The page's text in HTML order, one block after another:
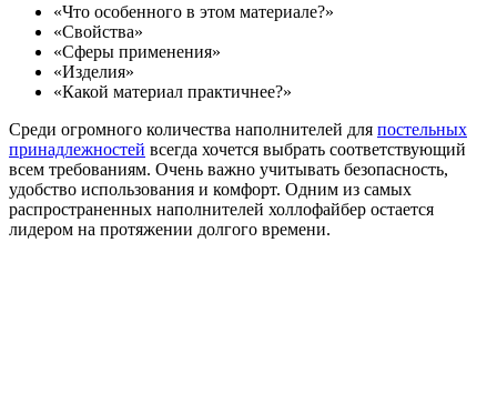
«Что особенного в этом материале?»
«Свойства»
«Сферы применения»
«Изделия»
«Какой материал практичнее?»
Среди огромного количества наполнителей для постельных
принадлежностей всегда хочется выбрать соответствующий
всем требованиям. Очень важно учитывать безопасность,
удобство использования и комфорт. Одним из самых
распространенных наполнителей холлофайбер остается
лидером на протяжении долгого времени.